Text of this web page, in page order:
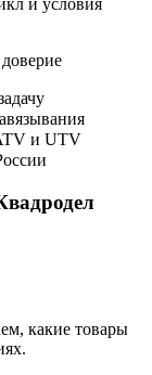
и условия
и UTV
какие товары